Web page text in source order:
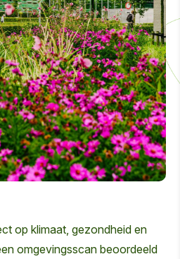
op klimaat, gezondheid en
omgevingsscan beoordeeld